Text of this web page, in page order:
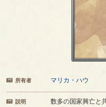
所有者 マリカ・ハウ
説明
数多の国家興亡と